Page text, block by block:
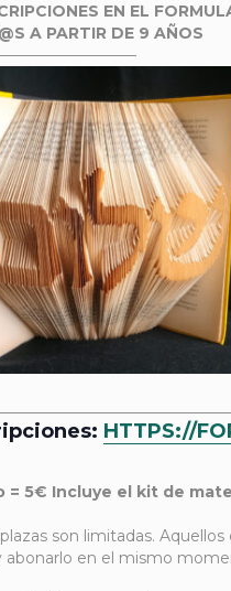
EN EL
A PARTIR DE 9 AÑOS
HTTPS://
= 5€ Incluye el kit de
son limitadas.
abonarlo en el mismo